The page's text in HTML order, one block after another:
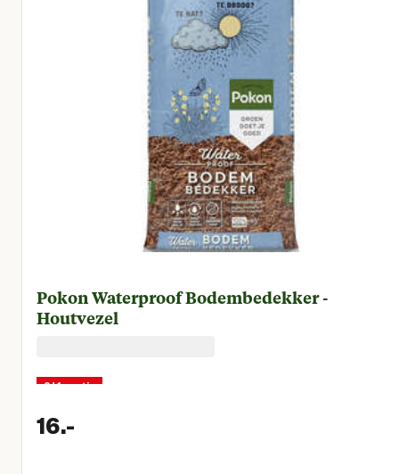
Pokon Waterproof Bodembedekker -
Houtvezel
2+1 gratis
16.-